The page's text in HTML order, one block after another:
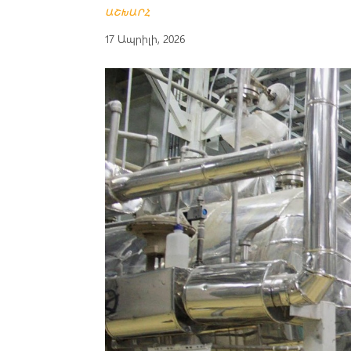
ԱՇԽԱՐՀ
17 Ապրիլի, 2026